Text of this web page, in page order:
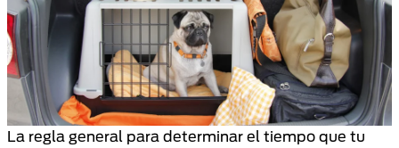
La regla general para determinar el tiempo que tu